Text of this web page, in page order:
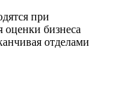
при
оценки бизнеса
отделами